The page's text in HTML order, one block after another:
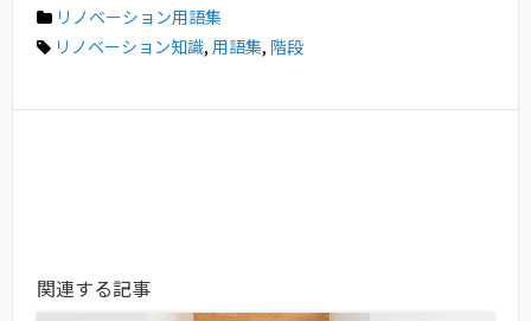
リノベーション用語集
リノベーション知識, 用語集, 階段
関連する記事